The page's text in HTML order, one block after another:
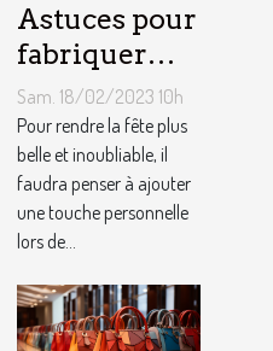
Astuces pour
fabriquer
une arche de
ballons
Sam. 18/02/2023 10h
Pour rendre la fête plus
belle et inoubliable, il
faudra penser à ajouter
une touche personnelle
lors de...